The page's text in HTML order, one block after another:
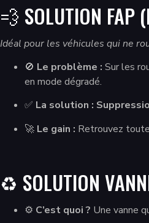
💨 SOLUTION
Idéal pour les véhicules qui ne
🚫 Le problème : Sur les
en mode dégradé.
✅ La solution :
🚀 Le gain : Retrouvez toute
♻️ SOLUTION
⚙️ C’est quoi ? Une vanne